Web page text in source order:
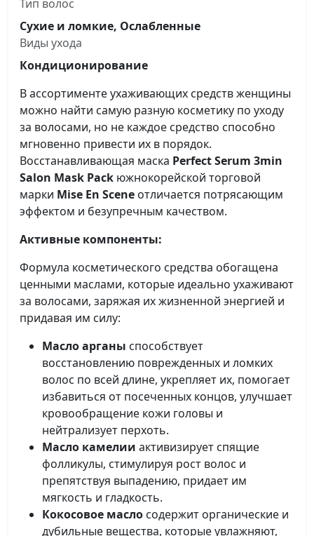
Тип волос
Сухие и ломкие, Ослабленные
Виды ухода
Кондиционирование
В ассортименте ухаживающих средств женщины
можно найти самую разную косметику по уходу
за волосами, но не каждое средство способно
мгновенно привести их в порядок.
Восстанавливающая маска Perfect Serum 3min
Salon Mask Pack южнокорейской торговой
марки Mise En Scene отличается потрясающим
эффектом и безупречным качеством.
Активные компоненты:
Формула косметического средства обогащена
ценными маслами, которые идеально ухаживают
за волосами, заряжая их жизненной энергией и
придавая им силу:
Масло арганы способствует
восстановлению поврежденных и ломких
волос по всей длине, укрепляет их, помогает
избавиться от посеченных концов, улучшает
кровообращение кожи головы и
нейтрализует перхоть.
Масло камелии активизирует спящие
фолликулы, стимулируя рост волос и
препятствуя выпадению, придает им
мягкость и гладкость.
Кокосовое масло содержит органические и
дубильные вещества, которые увлажняют,